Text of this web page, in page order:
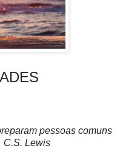
pessoas comuns
C.S. Lewis